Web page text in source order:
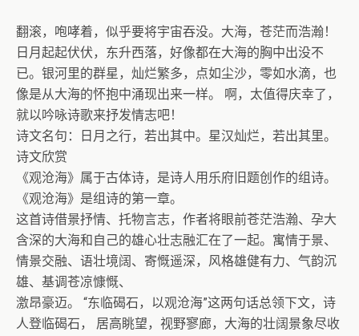
翻滚，咆哮着，似乎要将宇宙吞没。大海，苍茫而浩瀚！
日月起起伏伏，东升西落，好像都在大海的胸中出没不
已。银河里的群星，灿烂繁多，点如尘沙，零如水滴，也
像是从大海的怀抱中涌现出来一样。 啊，太值得庆幸了，
就以吟咏诗歌来抒发情志吧！
诗文名句：日月之行，若出其中。星汉灿烂，若出其里。
诗文欣赏
《观沧海》属于古体诗，是诗人用乐府旧题创作的组诗。
《观沧海》是组诗的第一章。
这首诗借景抒情、托物言志，作者将眼前苍茫浩瀚、孕大
含深的大海和自己的雄心壮志融汇在了一起。寓情于景、
情景交融、语壮境阔、寄慨遥深，风格雄健有力、气韵沉
雄、基调苍凉慷慨、
激昂豪迈。 “东临碣石，以观沧海”这两句话总领下文，诗
人登临碣石， 居高眺望，视野寥廊，大海的壮阔景象尽收